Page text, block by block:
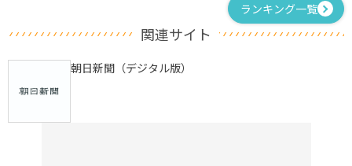
ランキング一覧
関連サイト
朝日新聞（デジタル版）